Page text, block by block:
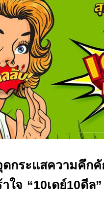
กระแสความคึกคั
ใจ “10เดย์10ดีล